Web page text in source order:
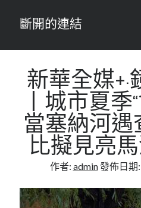
斷開的連結
新華全媒
丨城市夏
當塞納河遇
比擬見亮
作者: admin發佈日期: